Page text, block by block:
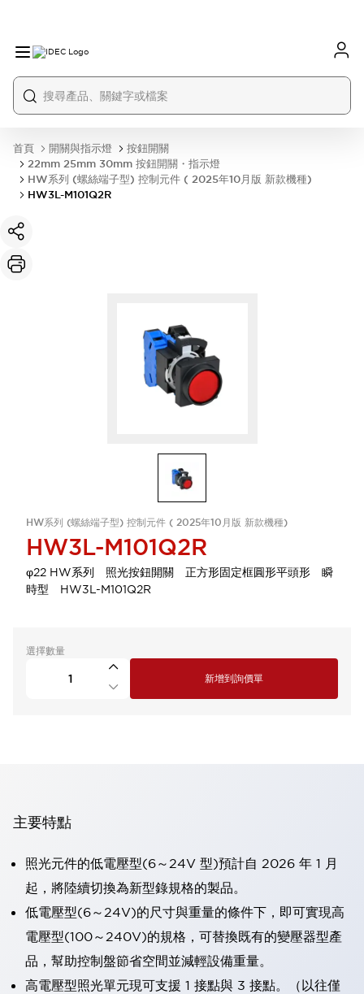
首頁 開關與指示燈
按鈕開關
22mm 25mm 30mm 按鈕開關・指示燈
HW系列 (螺絲端子型) 控制元件 ( 2025年10月版 新款機種)
HW3L-M101Q2R
HW系列 (螺絲端子型) 控制元件 ( 2025年10月版 新款機種)
HW3L-M101Q2R
φ22 HW系列 照光按鈕開關 正方形固定框圓形平頭形 瞬
時型 HW3L-M101Q2R
選擇數量
新增到詢價單
主要特點
照光元件的低電壓型(6～24V 型)預計自 2026 年 1 月
起，將陸續切換為新型錄規格的製品。
低電壓型(6～24V)的尺寸與重量的條件下，即可實現高
電壓型(100～240V)的規格，可替換既有的變壓器型產
品，幫助控制盤節省空間並減輕設備重量。
高電壓型照光單元現可支援 1 接點與 3 接點。（以往僅